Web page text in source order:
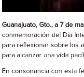
Guanajuato, Gto., a 7 de
conmemoración del Día
para reflexionar sobre los
para alcanzar una vida
En consonancia con esta